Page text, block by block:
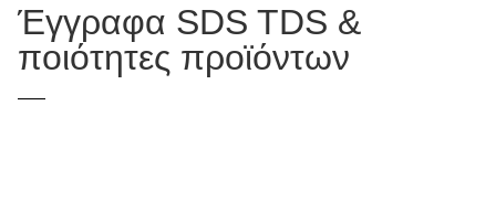
Έγγραφα SDS TDS &
ποιότητες προϊόντων